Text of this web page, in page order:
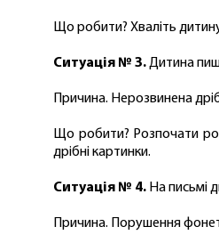
Що робити? Хваліть
Ситуація № 3.Дитина
Причина. Нерозвинена
Що робити? Розпочати
дрібні картинки.
Ситуація № 4. На письмі
Причина. Порушення